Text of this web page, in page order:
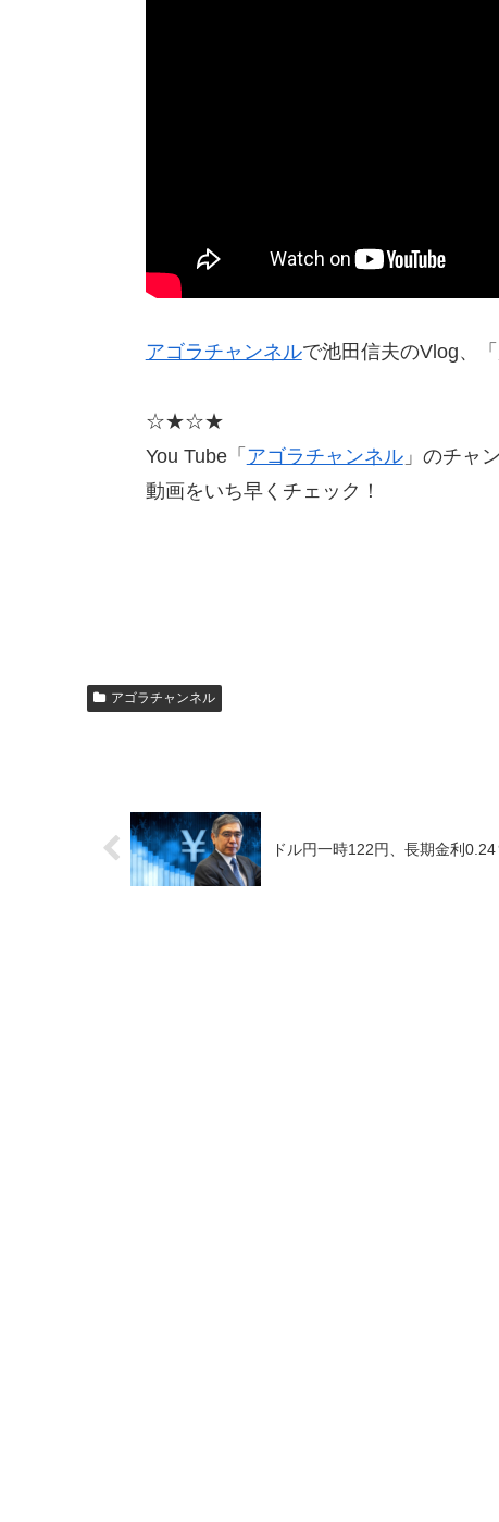
アゴラチャンネルで池田信夫のVlog、
☆★☆★
You Tube「 アゴラチャンネル」のチャ
動画をいち早くチェック！
アゴラチャンネル
ドル円一時122円、長期金利